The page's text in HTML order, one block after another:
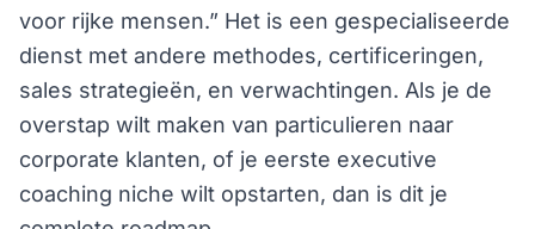
voor rijke mensen.” Het is een gespecialiseerde
dienst met andere methodes, certificeringen,
sales strategieën, en verwachtingen. Als je de
overstap wilt maken van particulieren naar
corporate klanten, of je eerste executive
coaching niche wilt opstarten, dan is dit je